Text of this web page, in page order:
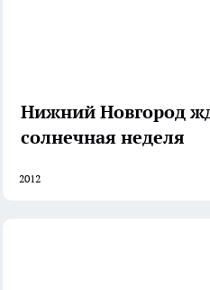
Нижний Новгород
солнечная неделя
2012